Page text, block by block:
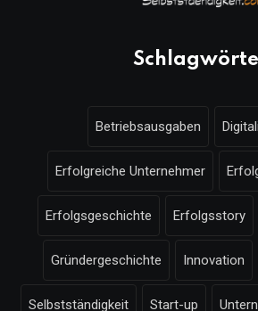
Betriebsausgaben
Erfolgreiche Unternehmer
Erfolgsgeschichte Erfolgsstory
Gründergeschichte Innovation
Selbstständigkeit Start-up